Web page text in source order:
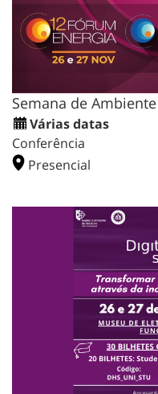
Semana de
Várias datas
Conferência
Presencial